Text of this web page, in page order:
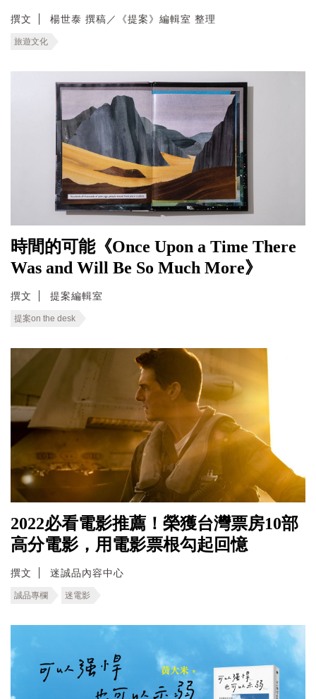
撰文 楊世泰 撰稿／《提案》編輯室 整理
旅遊文化
時間的可能《Once Upon a Time There
Was and Will Be So Much More》
撰文 提案編輯室
提案on the desk
2022必看電影推薦！榮獲台灣票房10部
高分電影，用電影票根勾起回憶
撰文 迷誠品內容中心
誠品專欄 迷電影